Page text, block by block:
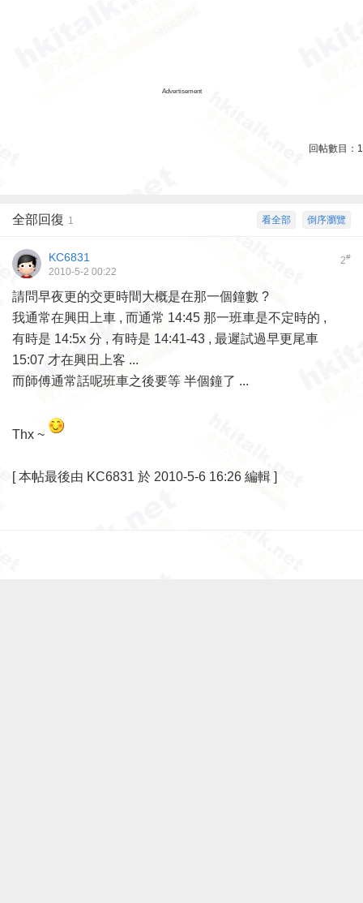
Advertisement
回帖數目： 1
倒序瀏覽
看全部
全部回復 1
2#
KC6831
2010-5-2 00:22
請問早夜更的交更時間大概是在那一個鐘數 ?
我通常在興田上車 , 而通常 14:45 那一班車是不定時的 ,
有時是 14:5x 分 , 有時是 14:41-43 , 最遲試過早更尾車
15:07 才在興田上客 ...
而師傅通常話呢班車之後要等 半個鐘了 ...
Thx ~
[本帖最後由 KC6831 於 2010-5-6 16:26 編輯 ]